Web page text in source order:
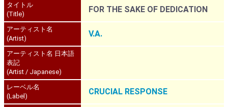
タイトル
(Title)
FOR THE SAKE OF DEDICATION
アーティスト名
(Artist)
V.A.
アーティスト名 日本語
表記
(Artist / Japanese)
レーベル名
(Label)
CRUCIAL RESPONSE